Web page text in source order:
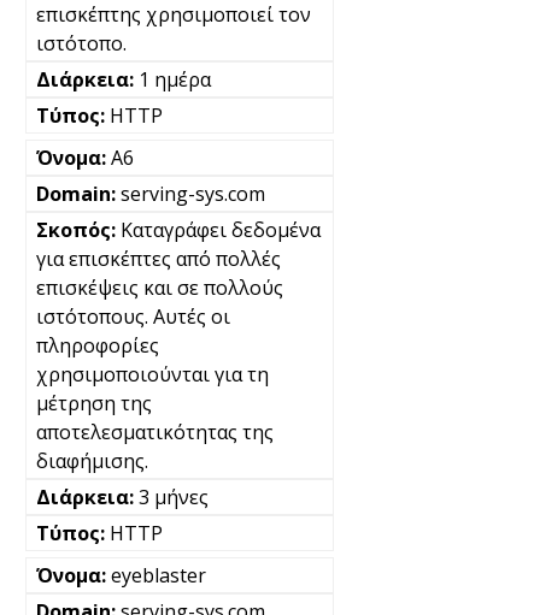
επισκέπτης χρησιμοποιεί τον
ιστότοπο.
1 ημέρα
HTTP
A6
serving-sys.com
Καταγράφει δεδομένα
για επισκέπτες από πολλές
επισκέψεις και σε πολλούς
ιστότοπους. Αυτές οι
πληροφορίες
χρησιμοποιούνται για τη
μέτρηση της
αποτελεσματικότητας της
διαφήμισης.
3 μήνες
HTTP
eyeblaster